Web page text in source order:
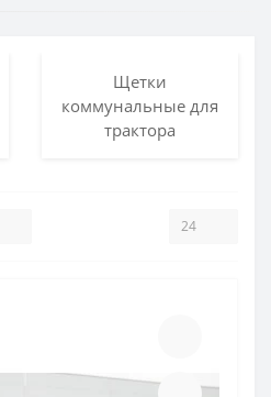
Щетки
коммунальные для
трактора